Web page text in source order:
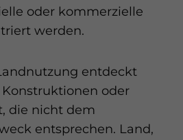
oder kommerzielle
werden.
entdeckt
oder
die nicht dem
entsprechen. Land,